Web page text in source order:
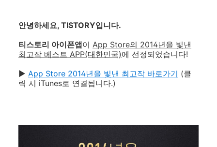
안녕하세요, TISTORY입니다.
티스토리 아이폰앱이 App Store의 2014년을 빛낸
최고작 베스트 APP(대한민국)에 선정되었습니다!
▶ App Store 2014년을 빛낸 최고작 바로가기 (클
릭 시 iTunes로 연결됩니다.)